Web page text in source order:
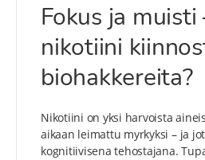
Fokus ja muisti
nikotiini
biohakkereita?
Nikotiini on yksi harvoista
aikaan leimattu myrkyksi – ja
kognitiivisena tehostajana.